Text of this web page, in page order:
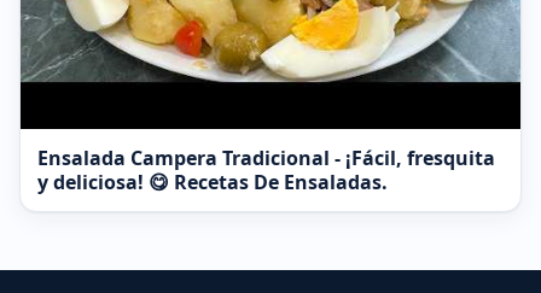
Ensalada Campera Tradicional - ¡Fácil, fresquita
y deliciosa! 😋 Recetas De Ensaladas.